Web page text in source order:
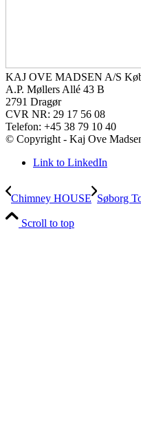
KAJ OVE MADSEN A/S
A.P. Møllers Allé 43 B
2791 Dragør
CVR NR: 29 17 56 08
Telefon: +45 38 79 10 40
© Copyright - Kaj Ove
Link to LinkedIn
Chimney HOUSE Søborg
Scroll to top